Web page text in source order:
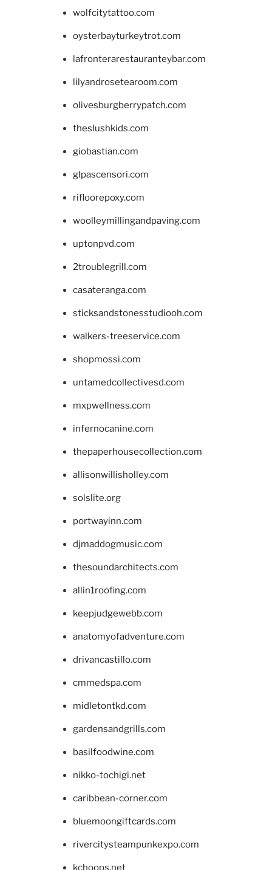
wolfcitytattoo.com
oysterbayturkeytrot.com
lafronterarestauranteybar.com
lilyandrosetearoom.com
olivesburgberrypatch.com
theslushkids.com
giobastian.com
glpascensori.com
rifloorepoxy.com
woolleymillingandpaving.com
uptonpvd.com
2troublegrill.com
casateranga.com
sticksandstonesstudiooh.com
walkers-treeservice.com
shopmossi.com
untamedcollectivesd.com
mxpwellness.com
infernocanine.com
thepaperhousecollection.com
allisonwillisholley.com
solslite.org
portwayinn.com
djmaddogmusic.com
thesoundarchitects.com
allin1roofing.com
keepjudgewebb.com
anatomyofadventure.com
drivancastillo.com
cmmedspa.com
midletontkd.com
gardensandgrills.com
basilfoodwine.com
nikko-tochigi.net
caribbean-corner.com
bluemoongiftcards.com
rivercitysteampunkexpo.com
kchoops.net